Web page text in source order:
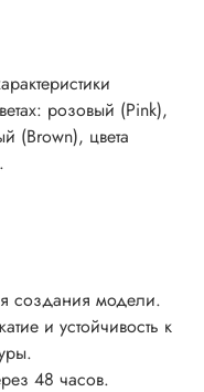
розовый (Pink),
(Brown), цвета
создания модели.
и устойчивость к
48 часов.